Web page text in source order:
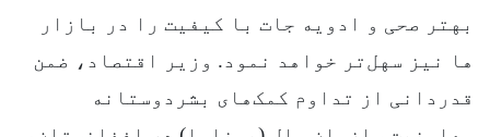
بهتر صحی و ادویه جات با کیفیت را در بازار
ها نیز سهل‌تر خواهد نمود. وزیر اقتصاد، ضمن
قدردانی از تداوم کمک‌های بشردوستانه